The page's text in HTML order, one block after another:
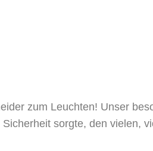
zum Leuchten! Unser
sorgte, den vielen,